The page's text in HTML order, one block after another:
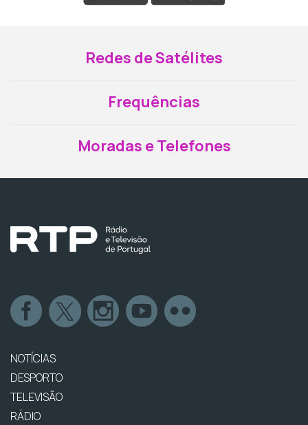
Redes de Satélites
Frequências
Moradas e Telefones
NOTÍCIAS
DESPORTO
TELEVISÃO
RÁDIO